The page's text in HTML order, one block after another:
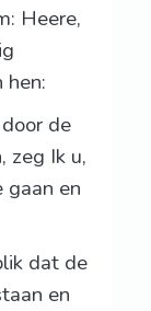
Heere,
hen:
de
zeg Ik u,
gaan en
dat de
en